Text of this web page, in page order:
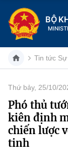
BỘ
Danh mục
Trang chủ
Giới thiệu
Tin tức Sự
Thứ bảy, 25/10/
Phó thủ
kiên định
chiến lược
tinh